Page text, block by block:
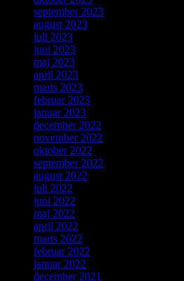
september 2023
august 2023
juli 2023
juni 2023
maj 2023
april 2023
marts 2023
februar 2023
januar 2023
december 2022
november 2022
oktober 2022
september 2022
august 2022
juli 2022
juni 2022
maj 2022
april 2022
marts 2022
februar 2022
januar 2022
december 2021